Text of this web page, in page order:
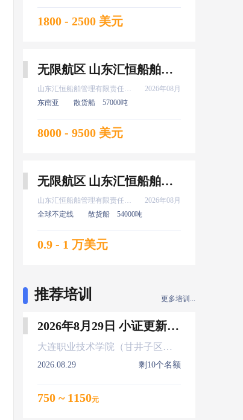
1800 - 2500 美元
无限航区 山东汇恒船舶管理有限责任公司 轮机长 8月上船
山东汇恒船舶管理有限责任公司
2026年08月
东南亚
散货船 57000吨
8000 - 9500 美元
无限航区 山东汇恒船舶管理有限责任公司 船长 8月上船
山东汇恒船舶管理有限责任公司
2026年08月
全球不定线
散货船 54000吨
0.9 - 1 万美元
推荐培训 更多培训...
2026年8月29日 小证更新 Z01Z02Z04
大连职业技术学院（甘井子区大连北站）
2026.08.29 剩10个名额
750 ~ 1150元